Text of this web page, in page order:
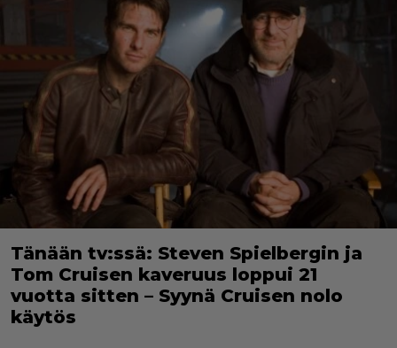
Tänään tv:ssä: Steven Spielbergin ja
Tom Cruisen kaveruus loppui 21
vuotta sitten – Syynä Cruisen nolo
käytös